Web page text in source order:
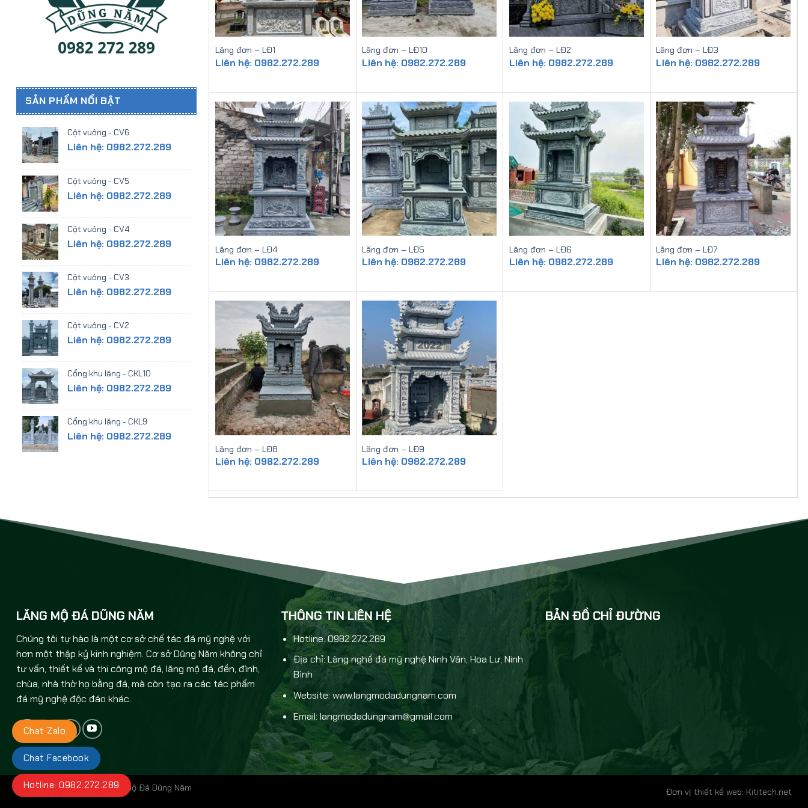
SẢN PHẨM NỔI BẬT
Cột vuông - CV6
Liên hệ: 0982.272.289
Cột vuông - CV5
Liên hệ: 0982.272.289
Cột vuông - CV4
Liên hệ: 0982.272.289
Cột vuông - CV3
Liên hệ: 0982.272.289
Cột vuông - CV2
Liên hệ: 0982.272.289
Cổng khu lăng - CKL10
Liên hệ: 0982.272.289
Cổng khu lăng - CKL9
Liên hệ: 0982.272.289
Lăng đơn – LĐ1
Liên hệ: 0982.272.289
Lăng đơn – LĐ10
Liên hệ: 0982.272.289
Lăng đơn – LĐ2
Liên hệ: 0982.272.289
Lăng đơn – LĐ3
Liên hệ: 0982.272.289
Lăng đơn – LĐ4
Liên hệ: 0982.272.289
Lăng đơn – LĐ5
Liên hệ: 0982.272.289
Lăng đơn – LĐ6
Liên hệ: 0982.272.289
Lăng đơn – LĐ7
Liên hệ: 0982.272.289
Lăng đơn – LĐ8
Liên hệ: 0982.272.289
Lăng đơn – LĐ9
Liên hệ: 0982.272.289
LĂNG MỘ ĐÁ DŨNG NĂM
Chúng tôi tự hào là một cơ sở chế tác đá mỹ nghệ với
hơn một thập kỷ kinh nghiệm. Cơ sở Dũng Năm không chỉ
tư vấn, thiết kế và thi công mộ đá, lăng mộ đá, đền, đình,
chùa, nhà thờ họ bằng đá, mà còn tạo ra các tác phẩm
đá mỹ nghệ độc đáo khác.
THÔNG TIN LIÊN HỆ
Hotline: 0982.272.289
Địa chỉ: Làng nghề đá mỹ nghệ Ninh Vân, Hoa Lư, Ninh
Bình
Website: www.langmodadungnam.com
Email: langmodadungnam@gmail.com
BẢN ĐỒ CHỈ ĐƯỜNG
Đơn vị thiết kế web: Kititech.net
©Bản quyền thuộc về Lăng Mộ Đá Dũng Năm
Chat Zalo
Chat Facebook
Hotline: 0982.272.289